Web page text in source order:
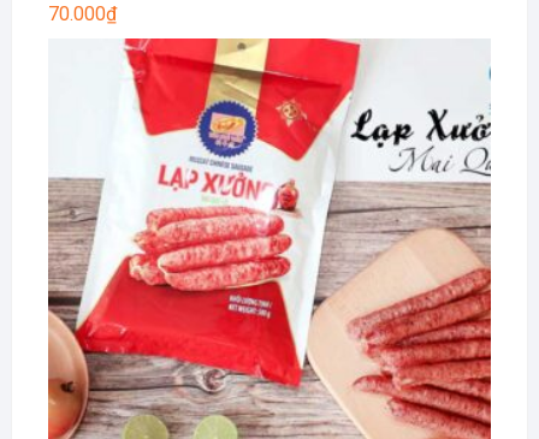
70.000₫